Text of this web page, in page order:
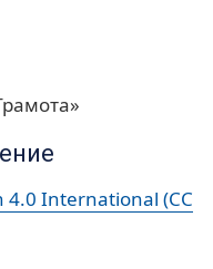
International (CC